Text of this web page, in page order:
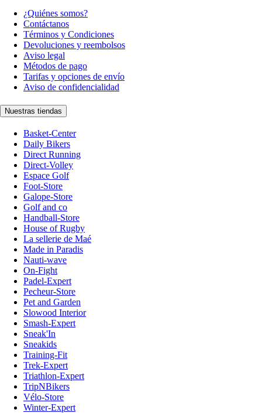
¿Quiénes somos?
Contáctanos
Términos y Condiciones
Devoluciones y reembolsos
Aviso legal
Métodos de pago
Tarifas y opciones de envío
Aviso de confidencialidad
Nuestras tiendas
Basket-Center
Daily Bikers
Direct Running
Direct-Volley
Espace Golf
Foot-Store
Galope-Store
Golf and co
Handball-Store
House of Rugby
La sellerie de Maé
Made in Paradis
Nauti-wave
On-Fight
Padel-Expert
Pecheur-Store
Pet and Garden
Slowood Interior
Smash-Expert
Sneak'In
Sneakids
Training-Fit
Trek-Expert
Triathlon-Expert
TripNBikers
Vélo-Store
Winter-Expert